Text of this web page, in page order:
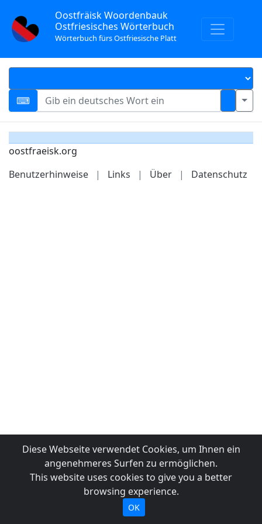
Oostfräisk Woordenbauk
Ostfriesisches Wörterbuch
Wörterbuch fürs Ostfriesische Platt
oostfraeisk.org
Benutzerhinweise
| Links | Über | Datenschutz
Diese Webseite verwendet Cookies, um Ihnen ein
angenehmeres Surfen zu ermöglichen.
This website uses cookies to give you a better
browsing experience.
OK